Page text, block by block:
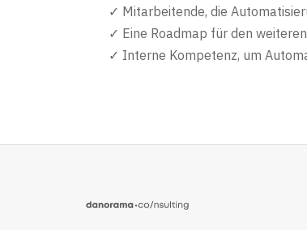
✓ Mitarbeitende, die
✓ Eine Roadmap für den
✓ Interne Kompetenz, um